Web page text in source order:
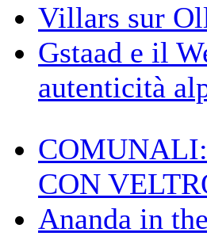
Villars sur
Gstaad e il
autenticità
CON
Ananda in